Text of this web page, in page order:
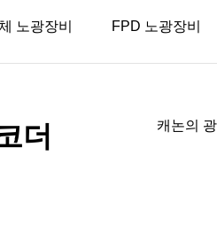
노광장비 FPD 노광장비
더 캐논의